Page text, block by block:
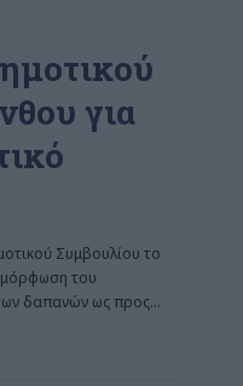
για
Συμβουλίου το
του
δαπανών ως προς…